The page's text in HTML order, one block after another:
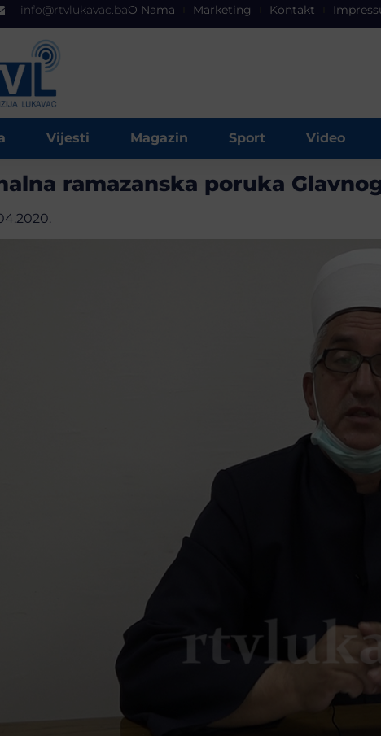
info@rtvlukavac.baO Nama Marketing Kontakt
Vijesti Magazin Sport Video
ramazanska poruka